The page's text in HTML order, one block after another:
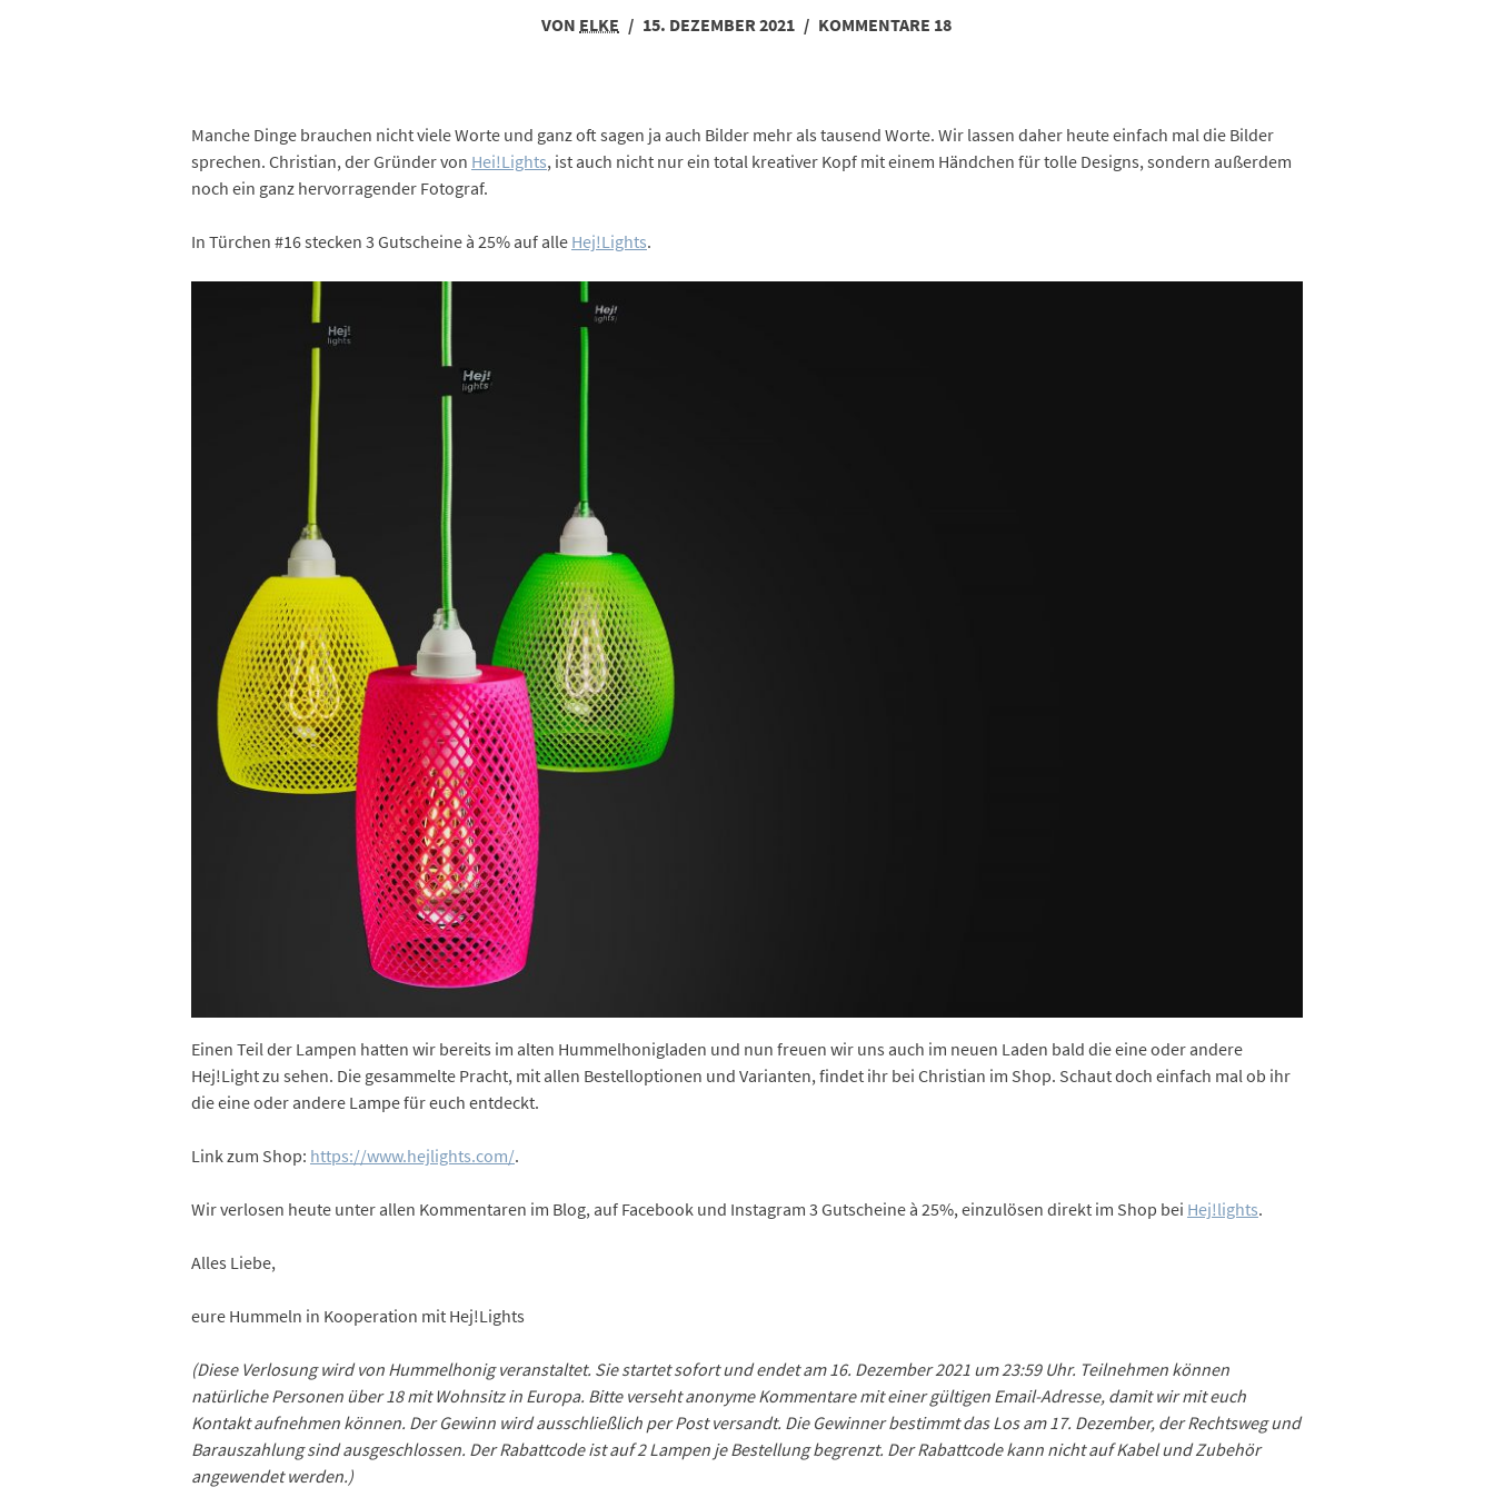
VON ELKE / 15. DEZEMBER 2021 / KOMMENTARE 18
Manche Dinge brauchen nicht viele Worte und ganz oft sagen ja auch Bilder mehr als tausend Worte. Wir lassen daher heute einfach mal die Bilder
sprechen. Christian, der Gründer von Hei!Lights, ist auch nicht nur ein total kreativer Kopf mit einem Händchen für tolle Designs, sondern außerdem
noch ein ganz hervorragender Fotograf.
In Türchen #16 stecken 3 Gutscheine à 25% auf alle Hej!Lights.
Einen Teil der Lampen hatten wir bereits im alten Hummelhonigladen und nun freuen wir uns auch im neuen Laden bald die eine oder andere
Hej!Light zu sehen. Die gesammelte Pracht, mit allen Bestelloptionen und Varianten, findet ihr bei Christian im Shop. Schaut doch einfach mal ob ihr
die eine oder andere Lampe für euch entdeckt.
Link zum Shop: https://www.hejlights.com/.
Wir verlosen heute unter allen Kommentaren im Blog, auf Facebook und Instagram 3 Gutscheine à 25%, einzulösen direkt im Shop bei Hej!lights.
Alles Liebe,
eure Hummeln in Kooperation mit Hej!Lights
(Diese Verlosung wird von Hummelhonig veranstaltet. Sie startet sofort und endet am 16. Dezember 2021 um 23:59 Uhr. Teilnehmen können
natürliche Personen über 18 mit Wohnsitz in Europa. Bitte verseht anonyme Kommentare mit einer gültigen Email-Adresse, damit wir mit euch
Kontakt aufnehmen können. Der Gewinn wird ausschließlich per Post versandt. Die Gewinner bestimmt das Los am 17. Dezember, der Rechtsweg und
Barauszahlung sind ausgeschlossen. Der Rabattcode ist auf 2 Lampen je Bestellung begrenzt. Der Rabattcode kann nicht auf Kabel und Zubehör
angewendet werden.)